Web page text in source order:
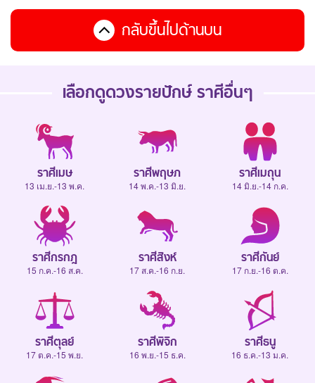
กลับขึ้นไปด้านบน
เลือกดูดวงรายปักษ์ราศีอื่นๆ
ราศีเมษ
13 เม.ย.-13 พ.ค.
ราศีพฤษภ
14 พ.ค.-13 มิ.ย.
ราศีเมถุน
14 มิ.ย.-14 ก.ค.
ราศีกรกฎ
15 ก.ค.-16 ส.ค.
ราศีสิงห์
17 ส.ค.-16 ก.ย.
ราศีกันย์
17 ก.ย.-16 ต.ค.
ราศีตุลย์
17 ต.ค.-15 พ.ย.
ราศีพิจิก
16 พ.ย.-15 ธ.ค.
ราศีธนู
16 ธ.ค.-13 ม.ค.